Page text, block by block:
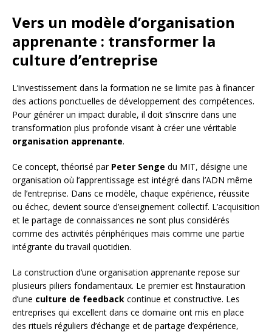
Vers un modèle d’organisation
apprenante : transformer la
culture d’entreprise
L’investissement dans la formation ne se limite pas à financer
des actions ponctuelles de développement des compétences.
Pour générer un impact durable, il doit s’inscrire dans une
transformation plus profonde visant à créer une véritable
organisation apprenante.
Ce concept, théorisé par Peter Senge du MIT, désigne une
organisation où l’apprentissage est intégré dans l’ADN même
de l’entreprise. Dans ce modèle, chaque expérience, réussite
ou échec, devient source d’enseignement collectif. L’acquisition
et le partage de connaissances ne sont plus considérés
comme des activités périphériques mais comme une partie
intégrante du travail quotidien.
La construction d’une organisation apprenante repose sur
plusieurs piliers fondamentaux. Le premier est l’instauration
d’une culture de feedback continue et constructive. Les
entreprises qui excellent dans ce domaine ont mis en place
des rituels réguliers d’échange et de partage d’expérience,